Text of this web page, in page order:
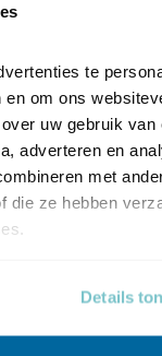
te
om ons
uw gebruik van
adverteren en
met
die ze hebben
Details
/ Hans Peeters